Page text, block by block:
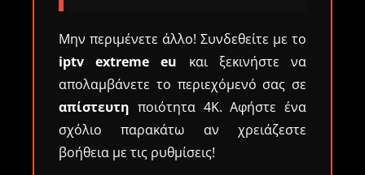
Μην περιμένετε άλλο! Συνδεθείτε με το
iptv extreme eu και ξεκινήστε να
απολαμβάνετε το περιεχόμενό σας σε
απίστευτη ποιότητα 4K. Αφήστε ένα
σχόλιο παρακάτω αν χρειάζεστε
βοήθεια με τις ρυθμίσεις!